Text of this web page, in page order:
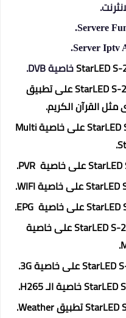
Servere
Server Iptv
خاصية DVB.
يتوفر جهاز StarLED S-2031 CA FUN على تطبيق
خاصية Multi
خاصية PVR.
خاصية WIFI.
خاصية EPG.
خاصية
خاصية 3G.
تطبيق Weather.